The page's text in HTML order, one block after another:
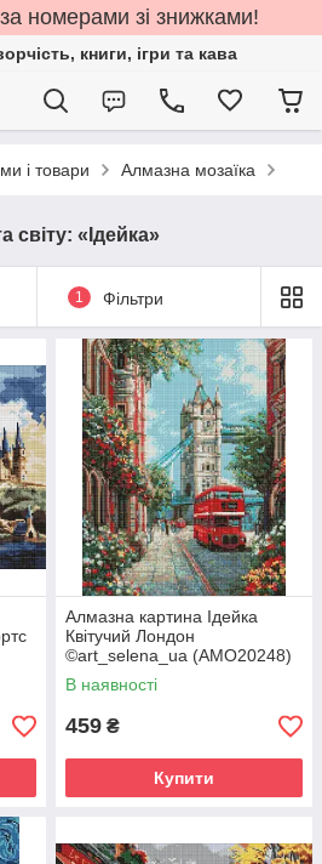
номерами зі знижками!
книги, ігри та кава
і товари Алмазна мозаїка
світу: «Ідейка»
1 Фільтри
Алмазна картина Ідейка
Квітучий Лондон
©art_selena_ua (AMO20248)
40 х 50 см (На підрамнику)
В наявності
459 ₴
Купити